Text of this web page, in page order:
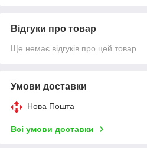
Відгуки про товар
Ще немає відгуків про цей товар
Умови доставки
Нова Пошта
Всі умови доставки